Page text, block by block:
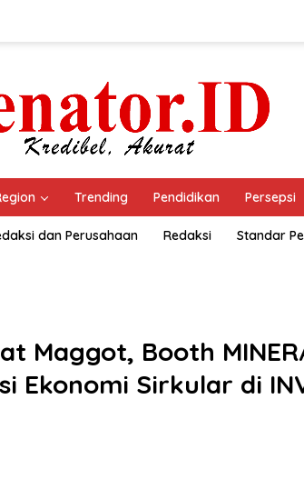
Trending Pendidikan Persepsi
dan Perusahaan Redaksi Standar
Maggot, Booth
Ekonomi Sirkular di